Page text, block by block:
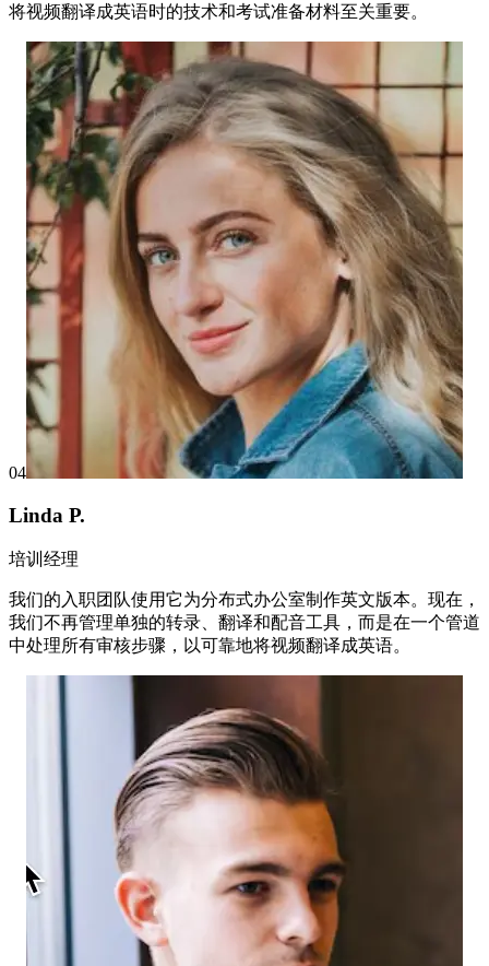
将视频翻译成英语时的技术和考试准备材料至关重要。
04
Linda P.
培训经理
我们的入职团队使用它为分布式办公室制作英文版本。现在，
我们不再管理单独的转录、翻译和配音工具，而是在一个管道
中处理所有审核步骤，以可靠地将视频翻译成英语。